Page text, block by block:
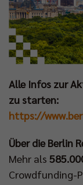
Alle Infos zur
zu starten:
https://
Über die Berlin
Mehr als
Crowdfunding-